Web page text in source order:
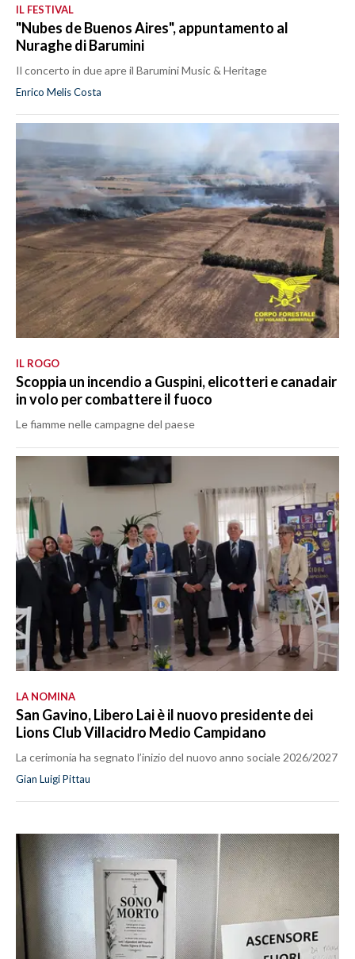
IL FESTIVAL
"Nubes de Buenos Aires", appuntamento al
Nuraghe di Barumini
Il concerto in due apre il Barumini Music & Heritage
Enrico Melis Costa
IL ROGO
Scoppia un incendio a Guspini, elicotteri e canadair
in volo per combattere il fuoco
Le fiamme nelle campagne del paese
LA NOMINA
San Gavino, Libero Lai è il nuovo presidente dei
Lions Club Villacidro Medio Campidano
La cerimonia ha segnato l’inizio del nuovo anno sociale 2026/2027
Gian Luigi Pittau